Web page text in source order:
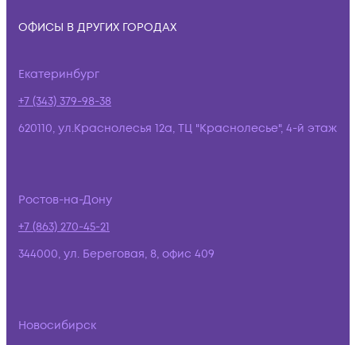
ОФИСЫ В ДРУГИХ ГОРОДАХ
Екатеринбург
+7 (343) 379-98-38
620110, ул.Краснолесья 12а, ТЦ "Краснолесье", 4-й этаж
Ростов-на-Дону
+7 (863) 270-45-21
344000, ул. Береговая, 8, офис 409
Новосибирск